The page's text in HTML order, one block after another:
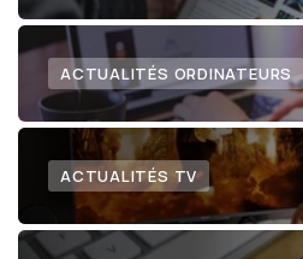
ACTUALITÉS ORDINATEURS
ACTUALITÉS TV